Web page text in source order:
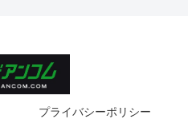
プライバシーポリシー